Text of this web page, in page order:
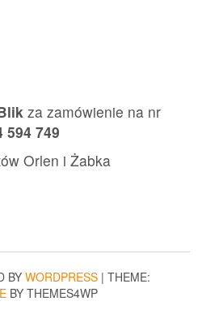
za zamówienie na nr
594 749
Orlen i Żabka
BY WORDPRESS | THEME:
BY THEMES4WP